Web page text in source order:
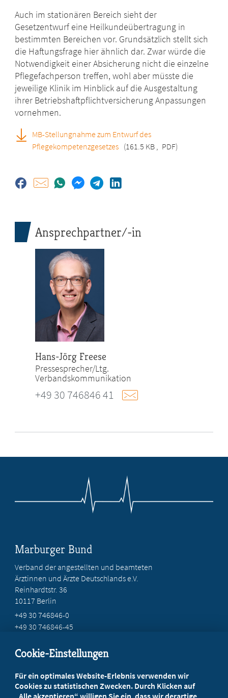
Auch im stationären Bereich sieht der
Gesetzentwurf eine Heilkundeübertragung in
bestimmten Bereichen vor. Grundsätzlich stellt sich
die Haftungsfrage hier ähnlich dar. Zwar würde die
Notwendigkeit einer Absicherung nicht die einzelne
Pflegefachperson treffen, wohl aber müsste die
jeweilige Klinik im Hinblick auf die Ausgestaltung
ihrer Betriebshaftpflichtversicherung Anpassungen
vornehmen.
MB-Stellungnahme zum Entwurf des
Pflegekompetenzgesetzes (161.5 KB , PDF)
Ansprechpartner/-in
Hans-Jörg Freese
Pressesprecher/Ltg.
Verbandskommunikation
+49 30 746846 41
Marburger Bund
Verband der angestellten und beamteten
Ärztinnen und Ärzte Deutschlands e.V.
Reinhardtstr. 36
10117 Berlin
+49 30 746846-0
+49 30 746846-45
Ihr Landesverband berät Sie!
Cookie-Einstellungen
Für ein optimales Website-Erlebnis verwenden wir
Cookies zu statistischen Zwecken. Durch Klicken auf
„Alle akzeptieren“ willigen Sie ein, dass wir derartige